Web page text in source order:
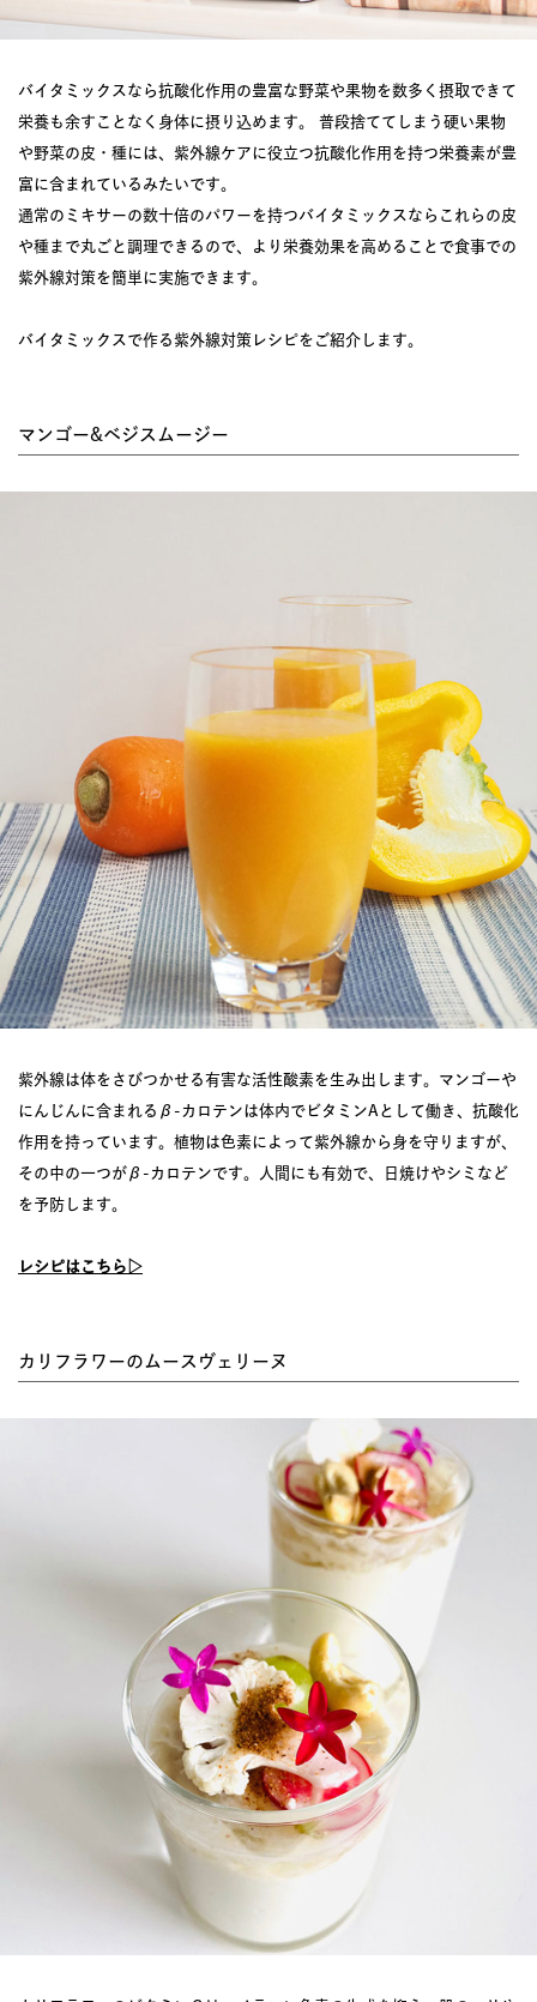
バイタミックスなら抗酸化作用の豊富な野菜や果物を数多く摂取できて
栄養も余すことなく身体に摂り込めます。 普段捨ててしまう硬い果物
や野菜の皮・種には、紫外線ケアに役立つ抗酸化作用を持つ栄養素が豊
富に含まれているみたいです。
通常のミキサーの数十倍のパワーを持つバイタミックスならこれらの皮
や種まで丸ごと調理できるので、より栄養効果を高めることで食事での
紫外線対策を簡単に実施できます。
バイタミックスで作る紫外線対策レシピをご紹介します。
マンゴー&ベジスムージー
紫外線は体をさびつかせる有害な活性酸素を生み出します。マンゴーや
にんじんに含まれるβ-カロテンは体内でビタミンAとして働き、抗酸化
作用を持っています。植物は色素によって紫外線から身を守りますが、
その中の一つがβ-カロテンです。人間にも有効で、日焼けやシミなど
を予防します。
レシピはこちら▷
カリフラワーのムースヴェリーヌ